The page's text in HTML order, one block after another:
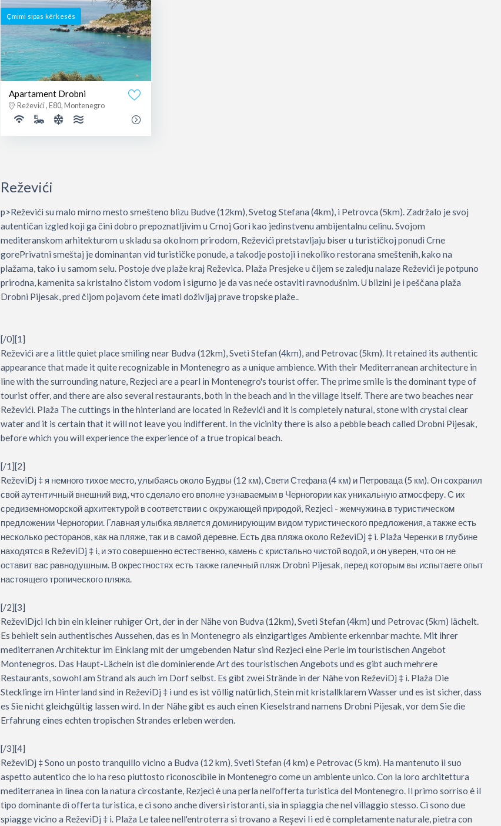
Çmimi sipas kërkesës
Apartament Drobni
Reževići , E80, Montenegro
Reževići
p>Reževići su malo mirno mesto smešteno blizu Budve (12km), Svetog Stefana (4km), i Petrovca (5km). Zadržalo je svoj
autentičan izgled koji ga čini dobro prepoznatljivim u Crnoj Gori kao jedinstvenu ambijentalnu celinu. Svojom
mediteranskom arhitekturom u skladu sa okolnom prirodom, Reževići pretstavljaju biser u turističkoj ponudi Crne
gorePrivatni smeštaj je dominantan vid turističke ponude, a takodje postoji i nekoliko restorana smeštenih, kako na
plažama, tako i u samom selu. Postoje dve plaže kraj Reževica. Plaža Presjeke u čijem se zaledju nalaze Reževići je potpuno
prirodna, kamenita sa kristalno čistom vodom i sigurno je da vas neće ostaviti ravnodušnim. U blizini je i peščana plaža
Drobni Pijesak, pred čijom pojavom ćete imati doživljaj prave tropske plaže..
[/0][1]
Reževići are a little quiet place smiling near Budva (12km), Sveti Stefan (4km), and Petrovac (5km). It retained its authentic
appearance that made it quite recognizable in Montenegro as a unique ambience. With their Mediterranean architecture in
line with the surrounding nature, Rezjeci are a pearl in Montenegro's tourist offer. The prime smile is the dominant type of
tourist offer, and there are also several restaurants, both in the beach and in the village itself. There are two beaches near
Reževići. Plaža The cuttings in the hinterland are located in Reževići and it is completely natural, stone with crystal clear
water and it is certain that it will not leave you indifferent. In the vicinity there is also a pebble beach called Drobni Pijesak,
before which you will experience the experience of a true tropical beach.
[/1][2]
ReževiDj ‡ я немного тихое место, улыбаясь около Будвы (12 км), Свети Стефана (4 км) и Петроваца (5 км). Он сохранил
свой аутентичный внешний вид, что сделало его вполне узнаваемым в Черногории как уникальную атмосферу. С их
средиземноморской архитектурой в соответствии с окружающей природой, Rezjeci - жемчужина в туристическом
предложении Черногории. Главная улыбка является доминирующим видом туристического предложения, а также есть
несколько ресторанов, как на пляже, так и в самой деревне. Есть два пляжа около ReževiDj ‡ i. Plaža Черенки в глубине
находятся в ReževiDj ‡ i, и это совершенно естественно, камень с кристально чистой водой, и он уверен, что он не
оставит вас равнодушным. В окрестностях есть также галечный пляж Drobni Pijesak, перед которым вы испытаете опыт
настоящего тропического пляжа.
[/2][3]
ReževiDjci Ich bin ein kleiner ruhiger Ort, der in der Nähe von Budva (12km), Sveti Stefan (4km) und Petrovac (5km) lächelt.
Es behielt sein authentisches Aussehen, das es in Montenegro als einzigartiges Ambiente erkennbar machte. Mit ihrer
mediterranen Architektur im Einklang mit der umgebenden Natur sind Rezjeci eine Perle im touristischen Angebot
Montenegros. Das Haupt-Lächeln ist die dominierende Art des touristischen Angebots und es gibt auch mehrere
Restaurants, sowohl am Strand als auch im Dorf selbst. Es gibt zwei Strände in der Nähe von ReževiDj ‡ i. Plaža Die
Stecklinge im Hinterland sind in ReževiDj ‡ i und es ist völlig natürlich, Stein mit kristallklarem Wasser und es ist sicher, dass
es Sie nicht gleichgültig lassen wird. In der Nähe gibt es auch einen Kieselstrand namens Drobni Pijesak, vor dem Sie die
Erfahrung eines echten tropischen Strandes erleben werden.
[/3][4]
ReževiDj ‡ Sono un posto tranquillo vicino a Budva (12 km), Sveti Stefan (4 km) e Petrovac (5 km). Ha mantenuto il suo
aspetto autentico che lo ha reso piuttosto riconoscibile in Montenegro come un ambiente unico. Con la loro architettura
mediterranea in linea con la natura circostante, Rezjeci è una perla nell'offerta turistica del Montenegro. Il primo sorriso è il
tipo dominante di offerta turistica, e ci sono anche diversi ristoranti, sia in spiaggia che nel villaggio stesso. Ci sono due
spiagge vicino a ReževiDj ‡ i. Plaža Le talee nell'entroterra si trovano a Reşevi Ii ed è completamente naturale, pietra con